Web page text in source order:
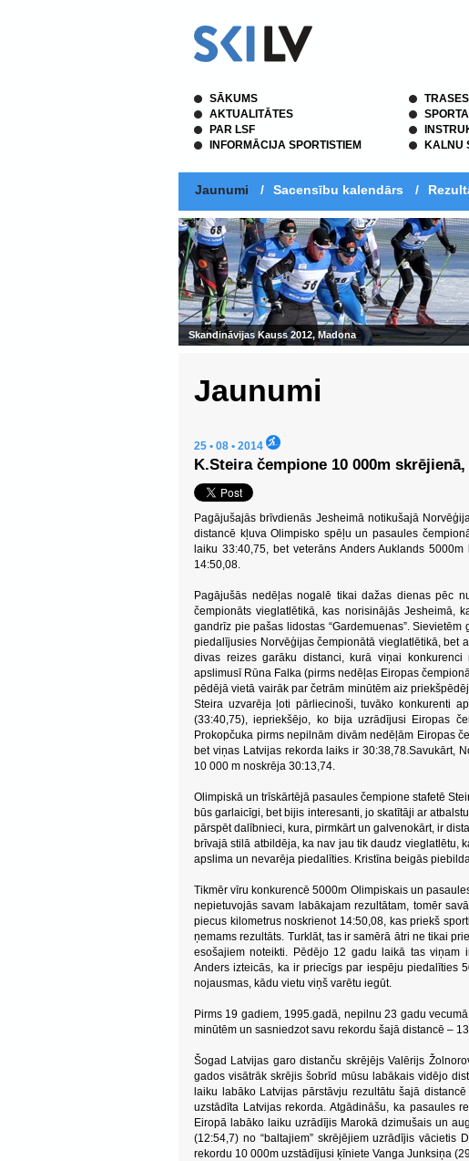
SĀKUMS
AKTUALITĀTES
PAR LSF
INFORMĀCIJA SPORTISTIEM
TRASES
KALNU
Jaunumi / Sacensību kalendārs /
Skandināvijas Kauss 2012, Madona
Jaunumi
25 • 08 • 2014
K.Steira čempione 10 000m
Pagājušajās brīvdienās Jesheimā notikušajā
distancē kļuva Olimpisko spēļu un pasaules
laiku 33:40,75, bet veterāns Anders Auklands
14:50,08.
Pagājušās nedēļas nogalē tikai dažas dienas pēc
čempionāts vieglatlētikā, kas norisinājās Jesheimā,
gandrīz pie pašas lidostas “Gardemuenas”.
piedalījusies Norvēģijas čempionātā vieglatlētikā, bet
divas reizes garāku distanci, kurā viņai
apslimusī Rūna Falka (pirms nedēļas Eiropas
pēdējā vietā vairāk par četrām minūtēm aiz
Steira uzvarēja ļoti pārliecinoši, tuvāko konkurenti
(33:40,75), iepriekšējo, ko bija uzrādījusi Eiropas
Prokopčuka pirms nepilnām divām nedēļām Eiropas
bet viņas Latvijas rekorda laiks ir 30:38,78.Savukārt,
10 000 m noskrēja 30:13,74.
Olimpiskā un trīskārtējā pasaules čempione stafetē
būs garlaicīgi, bet bijis interesanti, jo skatītāji ar
pārspēt dalībnieci, kura, pirmkārt un galvenokārt, ir
brīvajā stilā atbildēja, ka nav jau tik daudz vieglatlētu,
apslima un nevarēja piedalīties. Kristīna beigās
Tikmēr vīru konkurencē 5000m Olimpiskais un
nepietuvojās savam labākajam rezultātam, tomēr
piecus kilometrus noskrienot 14:50,08, kas priekš
ņemams rezultāts. Turklāt, tas ir samērā ātri ne tikai
esošajiem noteikti. Pēdējo 12 gadu laikā tas viņam
Anders izteicās, ka ir priecīgs par iespēju piedalīties
nojausmas, kādu vietu viņš varētu iegūt.
Pirms 19 gadiem, 1995.gadā, nepilnu 23 gadu
minūtēm un sasniedzot savu rekordu šajā distancē –
Šogad Latvijas garo distanču skrējējs Valērijs
gados visātrāk skrējis šobrīd mūsu labākais vidējo
laiku labāko Latvijas pārstāvju rezultātu šajā
uzstādīta Latvijas rekorda. Atgādināšu, ka pasaules
Eiropā labāko laiku uzrādījis Marokā dzimušais un
(12:54,7) no “baltajiem” skrējējiem uzrādījis vācietis
rekordu 10 000m uzstādījusi ķīniete Vanga Junksiņa